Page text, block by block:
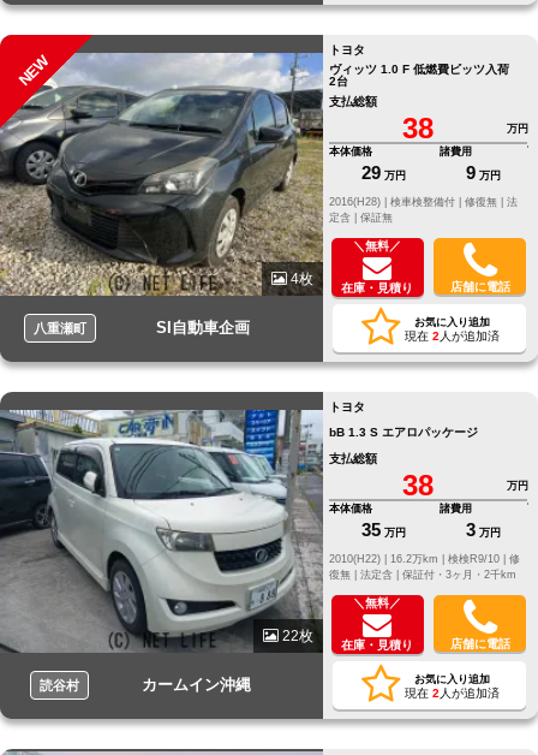
NEW
4枚
八重瀬町 SI自動車企画
トヨタ
ヴィッツ 1.0 F 低燃費ビッツ入荷
2台
支払総額
38
万円
本体価格
29 万円
諸費用
9 万円
修復無 | 法
定含 | 保証無
＼無料／
在庫・見積り 店舗に電話
お気に入り追加
現在 2 人が追加済
22枚
読谷村 カームイン沖縄
トヨタ
bB 1.3 S エアロパッケージ
支払総額
38
万円
本体価格
35 万円
諸費用
3 万円
修
復無 | 法定含 | 保証付・3ヶ月・2千km
＼無料／
在庫・見積り 店舗に電話
お気に入り追加
現在 2 人が追加済